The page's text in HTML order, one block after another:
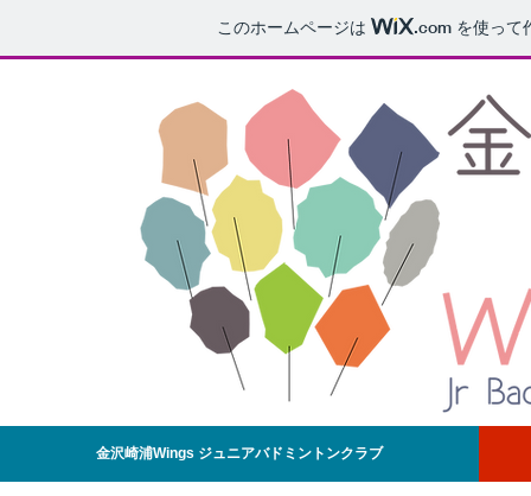
このホームページは .comを使って
金沢崎浦Wings ジュニアバドミントンクラブ